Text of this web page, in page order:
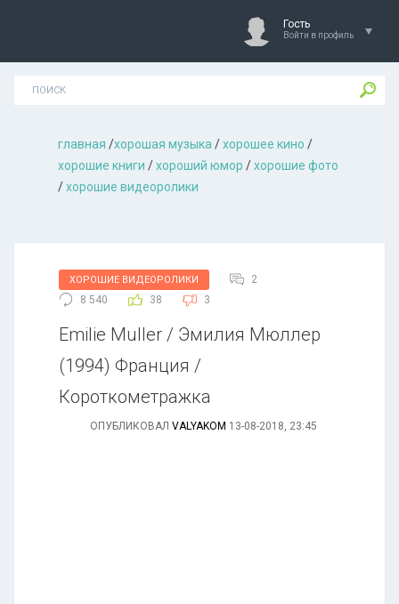
Гость
Войти в профиль
главная /хорошая музыкa /хорошее кино /
хорошие книги /хороший юмор /хорошие фото
/хорошие видеоролики
ХОРОШИЕ ВИДЕОРОЛИКИ
2
8 540
38 3
Emilie Muller / Эмилия Мюллер
(1994) Франция /
Короткометражка
ОПУБЛИКОВАЛ VALYAKOM 13-08-2018, 23:45